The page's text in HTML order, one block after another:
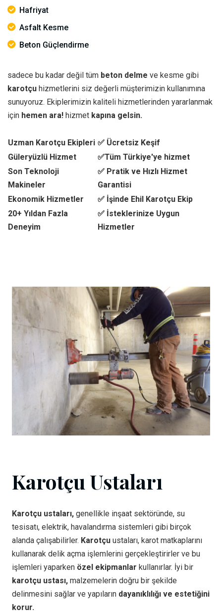
Hafriyat
Asfalt Kesme
Beton Güçlendirme
sadece bu kadar değil tüm beton delme ve kesme gibi
karotçu hizmetlerini siz değerli müşterimizin kullanımına
sunuyoruz. Ekiplerimizin kaliteli hizmetlerinden yararlanmak
için hemen ara! hizmet kapına gelsin.
Uzman Karotçu Ekipleri ✅ Ücretsiz Keşif
Güleryüzlü Hizmet
✅Tüm Türkiye'ye hizmet
Son Teknoloji
Makineler
✅ Pratik ve Hızlı Hizmet
Garantisi
Ekonomik Hizmetler
✅ İşinde Ehil Karotçu Ekip
20+ Yıldan Fazla
Deneyim
✅ İsteklerinize Uygun
Hizmetler
Karotçu Ustaları
Karotçu ustaları, genellikle inşaat sektöründe, su
tesisatı, elektrik, havalandırma sistemleri gibi birçok
alanda çalışabilirler. Karotçu ustaları, karot matkaplarını
kullanarak delik açma işlemlerini gerçekleştirirler ve bu
işlemleri yaparken özel ekipmanlar kullanırlar. İyi bir
karotçu ustası, malzemelerin doğru bir şekilde
delinmesini sağlar ve yapıların dayanıklılığı ve estetiğini
korur.